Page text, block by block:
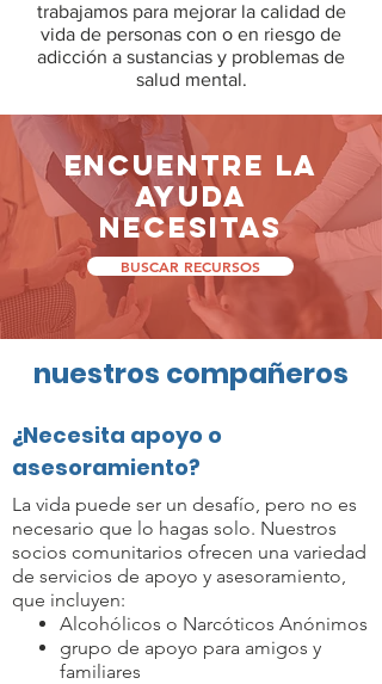
trabajamos para mejorar la calidad de
vida de personas con o en riesgo de
adicción a sustancias y problemas de
salud mental.
ENCUENTRE LA
AYUDA
NECESITAS
BUSCAR RECURSOS
nuestros compañeros
¿Necesita apoyo o
asesoramiento?
La vida puede ser un desafío, pero no es
necesario que lo hagas solo. Nuestros
socios comunitarios ofrecen una variedad
de servicios de apoyo y asesoramiento,
que incluyen:
Alcohólicos o Narcóticos Anónimos
grupo de apoyo para amigos y
familiares